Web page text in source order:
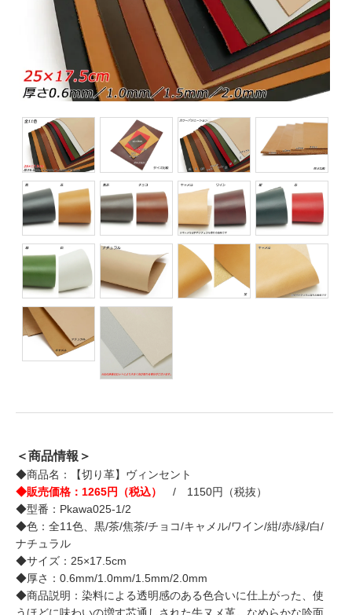
＜商品情報＞
◆商品名：【切り革】ヴィンセント
◆販売価格：1265円（税込）
/ 1150円（税抜）
◆型番：Pkawa025-1/2
◆色：全11色、黒/茶/焦茶/チョコ/キャメル/ワイン/紺/赤/緑/白/
ナチュラル
◆サイズ：25×17.5cm
◆厚さ：0.6mm/1.0mm/1.5mm/2.0mm
◆商品説明：染料による透明感のある色合いに仕上がった、使